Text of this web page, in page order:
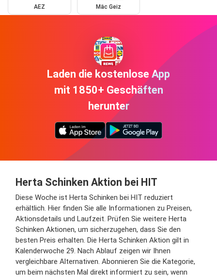
AEZ Mäc Geiz
Laden die kostenlose App
mit 1850+ Geschäften
herunter
Herta Schinken Aktion bei HIT
Diese Woche ist Herta Schinken bei HIT reduziert
erhältlich. Hier finden Sie alle Informationen zu Preisen,
Aktionsdetails und Laufzeit. Prüfen Sie weitere Herta
Schinken Aktionen, um sicherzugehen, dass Sie den
besten Preis erhalten. Die Herta Schinken Aktion gilt in
Kalenderwoche 29. Nach Ablauf zeigen wir Ihnen
vergleichbare Alternativen. Abonnieren Sie die Kategorie,
um beim nächsten Mal direkt informiert zu sein, wenn